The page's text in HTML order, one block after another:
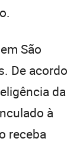
São
De acordo
da
à
receba